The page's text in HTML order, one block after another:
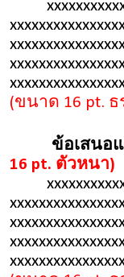
(ขนาด 16 pt. ธ
ข้อเสนอ
16 pt. ตัวหนา)